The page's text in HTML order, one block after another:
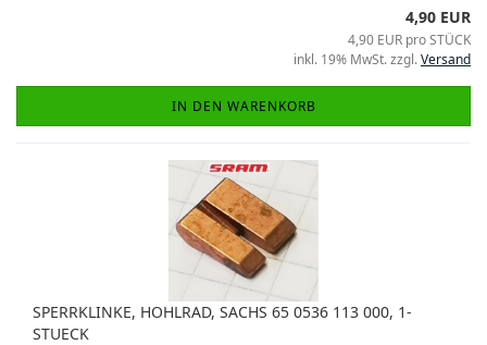
4,90 EUR
4,90 EUR pro STÜCK
inkl. 19% MwSt. zzgl.Versand
IN DEN WARENKORB
SPERRKLINKE, HOHLRAD, SACHS 65 0536 113 000, 1-
STUECK